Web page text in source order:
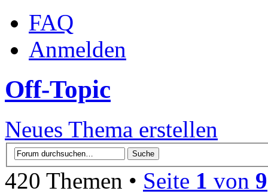
FAQ
Anmelden
Off-Topic
Neues Thema erstellen
420 Themen • Seite 1 von 9